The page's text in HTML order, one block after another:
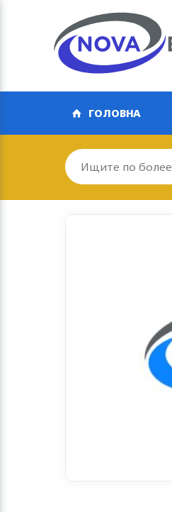
ГОЛОВНА